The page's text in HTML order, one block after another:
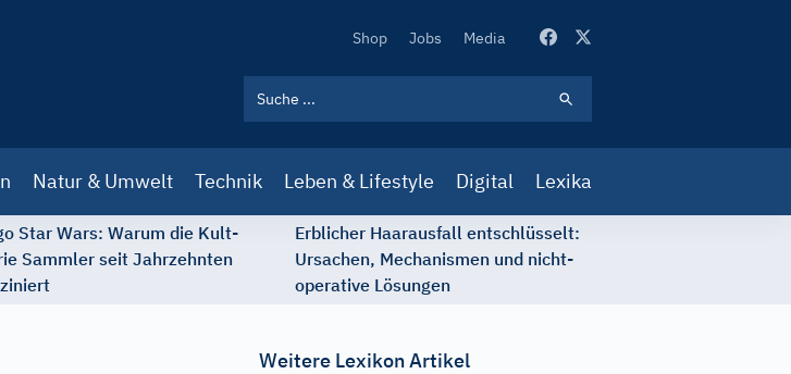
Secondary
Shop Jobs Media
Natur & Umwelt Technik Leben & Lifestyle Digital Lexika
Star Wars: Warum die Kult-
Sammler seit Jahrzehnten
Erblicher Haarausfall entschlüsselt:
Ursachen, Mechanismen und nicht-
operative Lösungen
Weitere Lexikon Artikel